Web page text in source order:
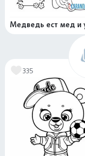
Медведь ест мед и
335